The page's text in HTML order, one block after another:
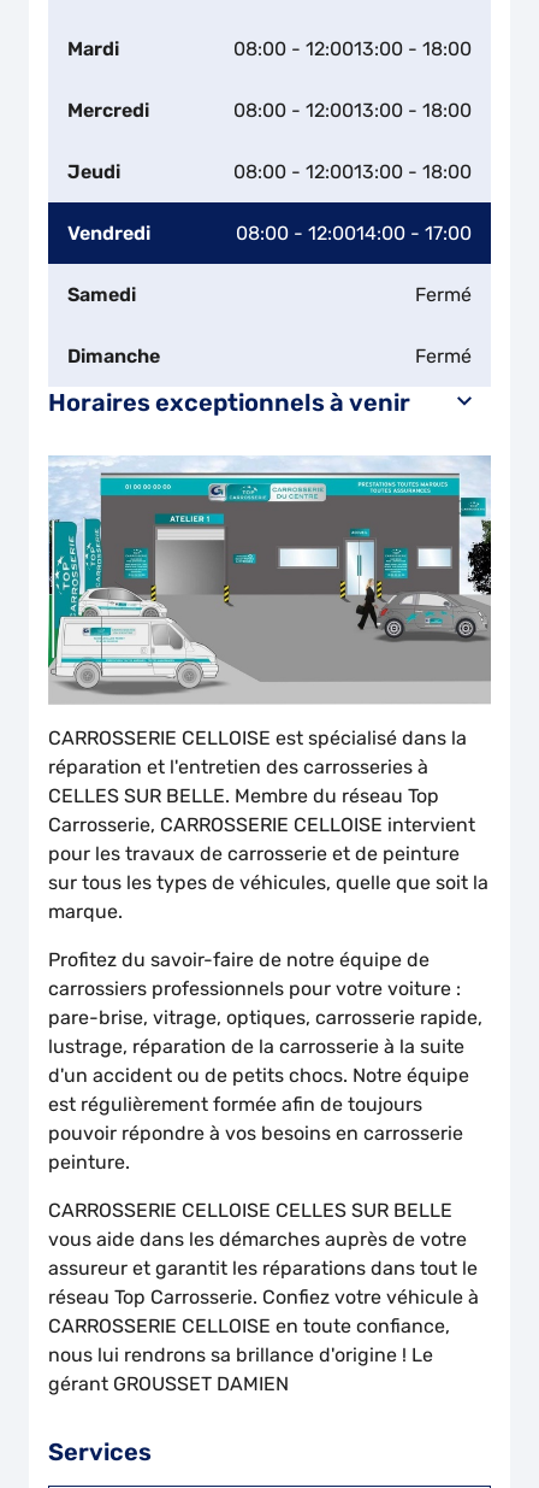
Mardi 08:00 - 12:0013:00 - 18:00
Mercredi 08:00 - 12:0013:00 - 18:00
Jeudi 08:00 - 12:0013:00 - 18:00
Vendredi 08:00 - 12:0014:00 - 17:00
Samedi Fermé
Dimanche Fermé
Horaires exceptionnels à venir
CARROSSERIE CELLOISE est spécialisé dans la
réparation et l'entretien des carrosseries à
CELLES SUR BELLE. Membre du réseau Top
Carrosserie, CARROSSERIE CELLOISE intervient
pour les travaux de carrosserie et de peinture
sur tous les types de véhicules, quelle que soit la
marque.
Profitez du savoir-faire de notre équipe de
carrossiers professionnels pour votre voiture :
pare-brise, vitrage, optiques, carrosserie rapide,
lustrage, réparation de la carrosserie à la suite
d'un accident ou de petits chocs. Notre équipe
est régulièrement formée afin de toujours
pouvoir répondre à vos besoins en carrosserie
peinture.
CARROSSERIE CELLOISE CELLES SUR BELLE
vous aide dans les démarches auprès de votre
assureur et garantit les réparations dans tout le
réseau Top Carrosserie. Confiez votre véhicule à
CARROSSERIE CELLOISE en toute confiance,
nous lui rendrons sa brillance d'origine ! Le
gérant GROUSSET DAMIEN
Services